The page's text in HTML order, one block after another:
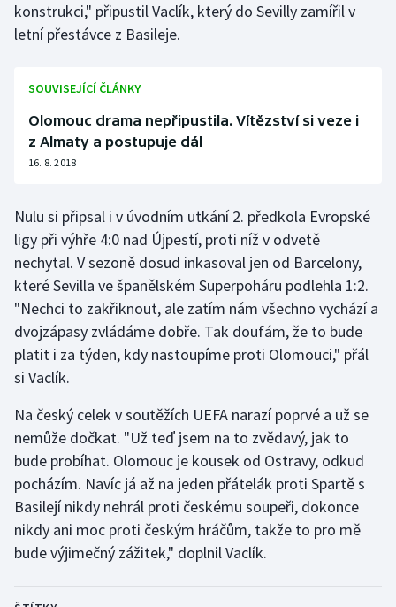
Motorsport
Plavání
Ragby
Rychlobruslení
Rychlostní kanoistika
Short track
Stolní tenis
Triatlon
Veslování
Vodní slalom
konstrukci," připustil Vaclík, který do Sevilly zamířil v
letní přestávce z Basileje.
SOUVISEJÍCÍ ČLÁNKY
Olomouc drama nepřipustila. Vítězství si veze i
z Almaty a postupuje dál
16. 8. 2018
Nulu si připsal i v úvodním utkání 2. předkola Evropské
ligy při výhře 4:0 nad Újpestí, proti níž v odvetě
nechytal. V sezoně dosud inkasoval jen od Barcelony,
které Sevilla ve španělském Superpoháru podlehla 1:2.
"Nechci to zakřiknout, ale zatím nám všechno vychází a
dvojzápasy zvládáme dobře. Tak doufám, že to bude
platit i za týden, kdy nastoupíme proti Olomouci," přál
si Vaclík.
Na český celek v soutěžích UEFA narazí poprvé a už se
nemůže dočkat. "Už teď jsem na to zvědavý, jak to
bude probíhat. Olomouc je kousek od Ostravy, odkud
pocházím. Navíc já až na jeden přátelák proti Spartě s
Basilejí nikdy nehrál proti českému soupeři, dokonce
nikdy ani moc proti českým hráčům, takže to pro mě
bude výjimečný zážitek," doplnil Vaclík.